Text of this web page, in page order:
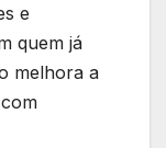
e
quem já
melhora a